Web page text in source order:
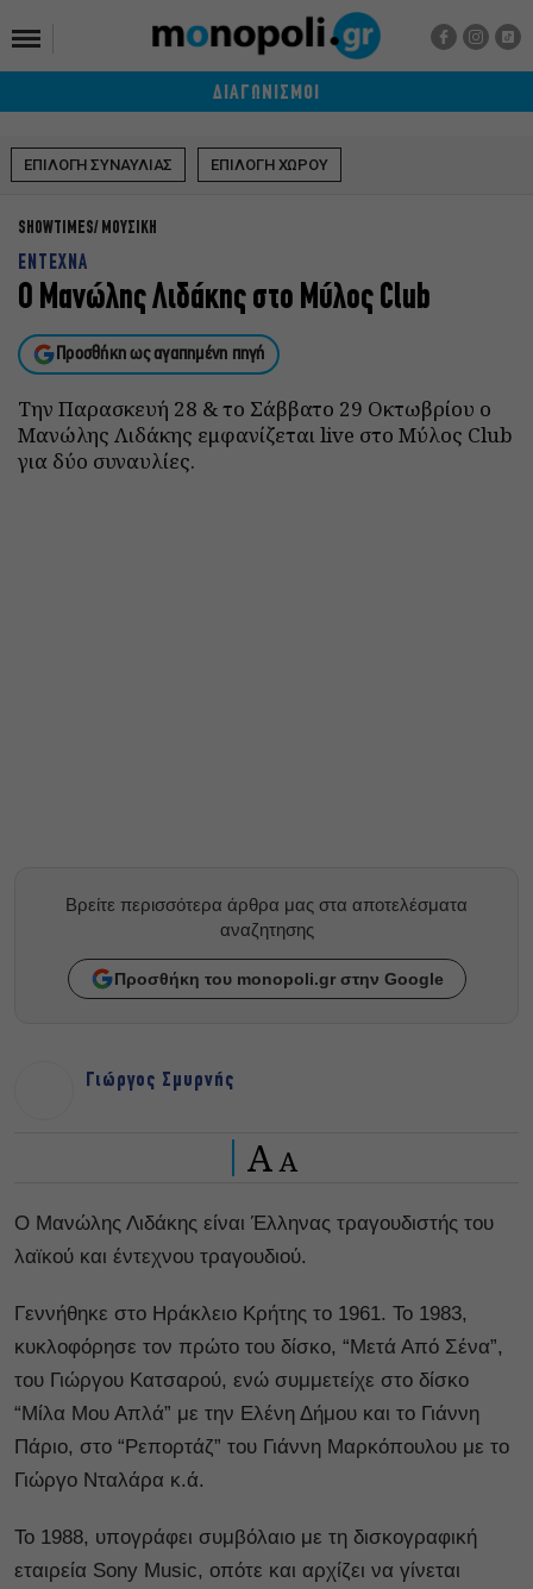
ΔΙΑΓΩΝΙΣΜΟΙ
ΕΠΙΛΟΓΗ ΣΥΝΑΥΛΙΑΣ ΕΠΙΛΟΓΗ ΧΩΡΟΥ
SHOWTIMES ΜΟΥΣΙΚΗ
ΕΝΤΕΧΝΑ
Ο Μανώλης Λιδάκης στο Μύλος Club
Προσθήκη ως αγαπημένη πηγή
Την Παρασκευή 28 & το Σάββατο 29 Οκτωβρίου ο
Μανώλης Λιδάκης εμφανίζεται live στο Μύλος Club
για δύο συναυλίες.
Βρείτε περισσότερα άρθρα μας στα αποτελέσματα
αναζητησης
Προσθήκη του monopoli.gr στην Google
Γιώργος Σμυρνής
A A
Ο Μανώλης Λιδάκης είναι Έλληνας τραγουδιστής του
λαϊκού και έντεχνου τραγουδιού.
Γεννήθηκε στο Ηράκλειο Κρήτης το 1961. Το 1983,
κυκλοφόρησε τον πρώτο του δίσκο, “Μετά Από Σένα”,
του Γιώργου Κατσαρού, ενώ συμμετείχε στο δίσκο
“Μίλα Μου Απλά” με την Ελένη Δήμου και το Γιάννη
Πάριο, στο “Ρεπορτάζ” του Γιάννη Μαρκόπουλου με το
Γιώργο Νταλάρα κ.ά.
Το 1988, υπογράφει συμβόλαιο με τη δισκογραφική
εταιρεία Sony Music, οπότε και αρχίζει να γίνεται